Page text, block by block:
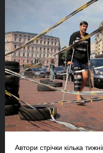
Автори стрічки кілька